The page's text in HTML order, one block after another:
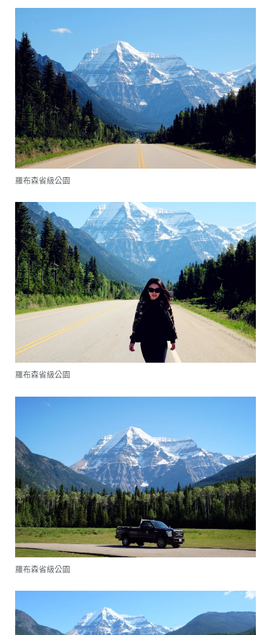
羅布森省級公園
羅布森省級公園
羅布森省級公園